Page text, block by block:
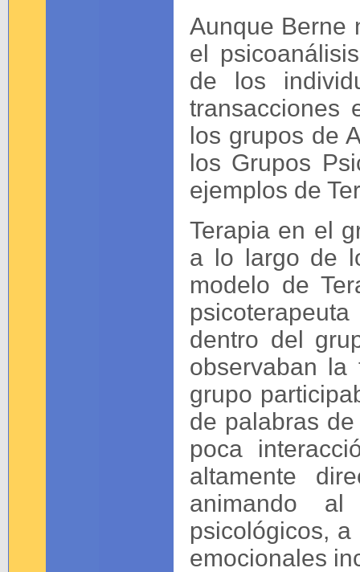
Aunque Berne
el
de los
transacciones
los grupos de
los Grupos
ejemplos de
Terapia en el
a lo largo de
modelo de
dentro del
observaban la
grupo
de palabras
poca
altamente
animando
psicológicos,
emocionales